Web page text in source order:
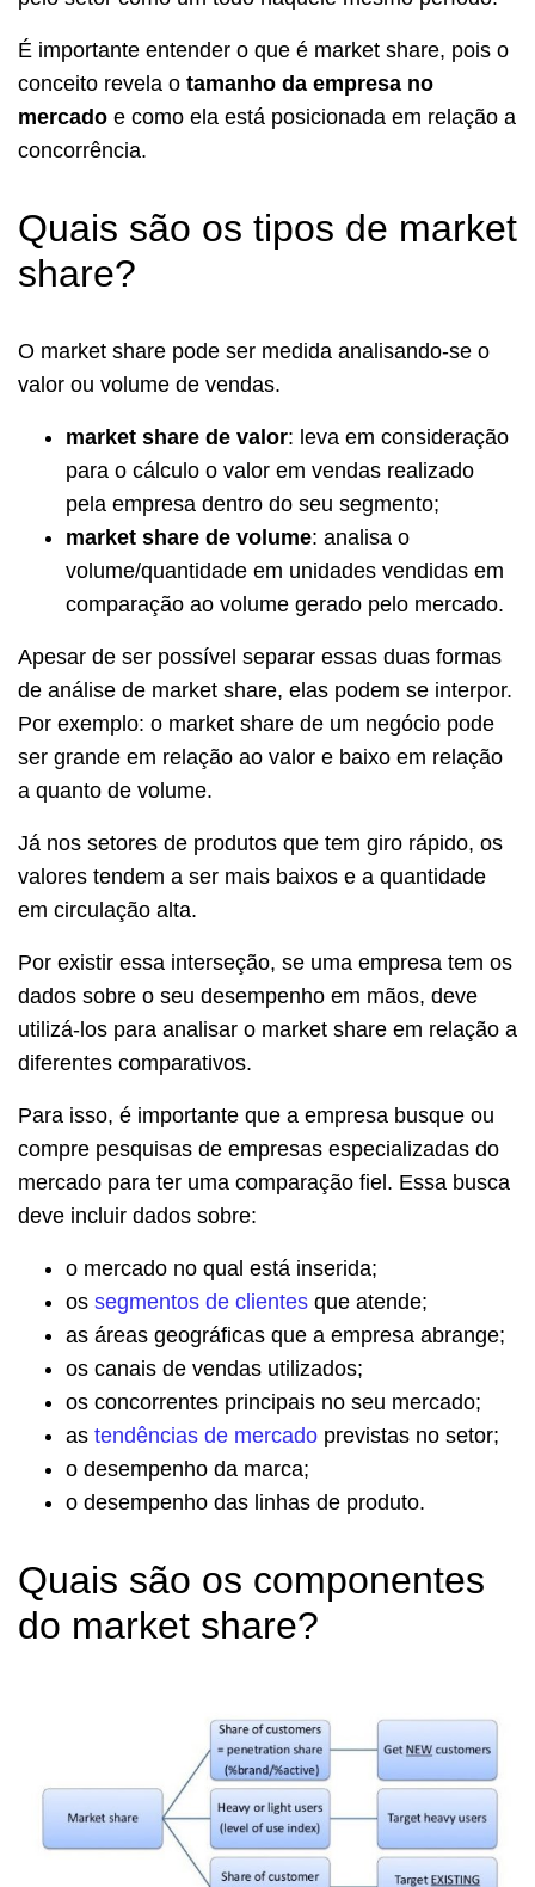
É importante entender o que é market share, pois o
conceito revela o tamanho da empresa no
mercado e como ela está posicionada em relação a
concorrência.
Quais são os tipos de market
share?
O market share pode ser medida analisando-se o
valor ou volume de vendas.
market share de valor: leva em consideração
para o cálculo o valor em vendas realizado
pela empresa dentro do seu segmento;
market share de volume: analisa o
volume/quantidade em unidades vendidas em
comparação ao volume gerado pelo mercado.
Apesar de ser possível separar essas duas formas
de análise de market share, elas podem se interpor.
Por exemplo: o market share de um negócio pode
ser grande em relação ao valor e baixo em relação
a quanto de volume.
Já nos setores de produtos que tem giro rápido, os
valores tendem a ser mais baixos e a quantidade
em circulação alta.
Por existir essa interseção, se uma empresa tem os
dados sobre o seu desempenho em mãos, deve
utilizá-los para analisar o market share em relação a
diferentes comparativos.
Para isso, é importante que a empresa busque ou
compre pesquisas de empresas especializadas do
mercado para ter uma comparação fiel. Essa busca
deve incluir dados sobre:
o mercado no qual está inserida;
os segmentos de clientes que atende;
as áreas geográficas que a empresa abrange;
os canais de vendas utilizados;
os concorrentes principais no seu mercado;
as tendências de mercado previstas no setor;
o desempenho da marca;
o desempenho das linhas de produto.
Quais são os componentes
do market share?